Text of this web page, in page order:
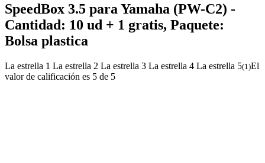
SpeedBox 3.5 para Yamaha (PW-C2) -
Cantidad: 10 ud + 1 gratis, Paquete:
Bolsa plastica
La estrella 1 La estrella 2 La estrella 3 La estrella 4 La estrella 5(1 )El
valor de calificación es 5 de 5